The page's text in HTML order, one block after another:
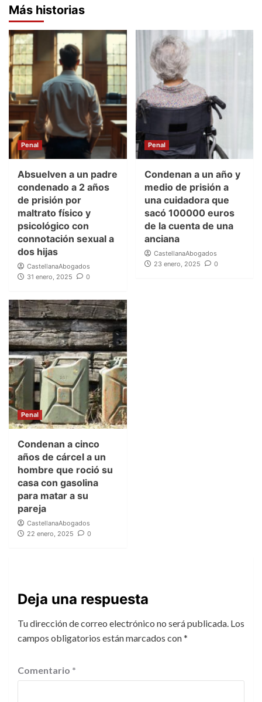
Más historias
Penal
Absuelven a un padre
condenado a 2 años
de prisión por
maltrato físico y
psicológico con
connotación sexual a
dos hijas
CastellanaAbogados
31 enero, 2025
0
Penal
Condenan a un año y
medio de prisión a
una cuidadora que
sacó 100000 euros
de la cuenta de una
anciana
CastellanaAbogados
23 enero, 2025
0
Penal
Condenan a cinco
años de cárcel a un
hombre que roció su
casa con gasolina
para matar a su
pareja
CastellanaAbogados
22 enero, 2025
0
Deja una respuesta
Tu dirección de correo electrónico no será publicada. Los
campos obligatorios están marcados con*
Comentario *